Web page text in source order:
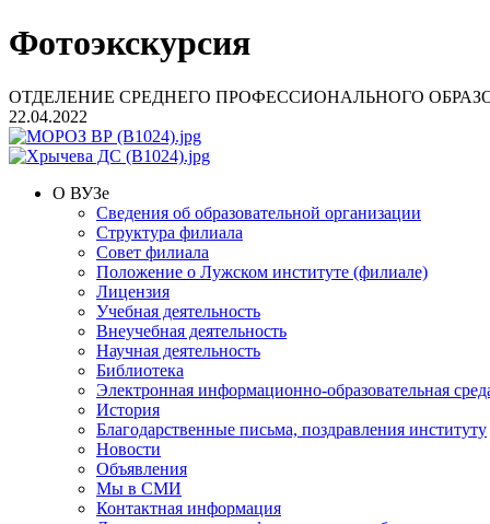
Фотоэкскурсия
ОТДЕЛЕНИЕ СРЕДНЕГО ПРОФЕССИОНАЛЬНОГО
22.04.2022
О ВУЗе
Сведения об образовательной организации
Структура филиала
Совет филиала
Положение о Лужском институте (филиале)
Лицензия
Учебная деятельность
Внеучебная деятельность
Научная деятельность
Библиотека
Электронная информационно-образовательная
История
Благодарственные письма, поздравления институту
Новости
Объявления
Мы в СМИ
Контактная информация